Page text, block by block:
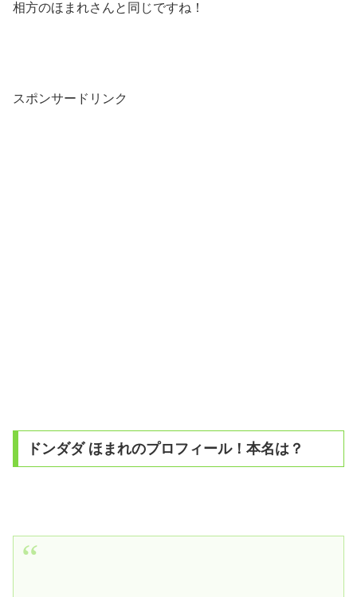
相方のほまれさんと同じですね！
スポンサードリンク
ドンダダ ほまれのプロフィール！本名は？